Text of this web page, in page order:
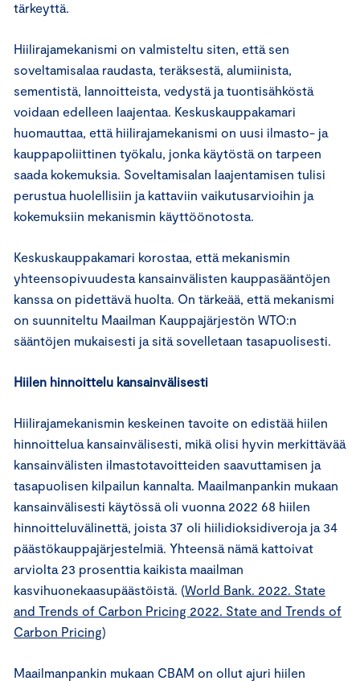
tärkeyttä.
Hiilirajamekanismi on valmisteltu siten, että sen
soveltamisalaa raudasta, teräksestä, alumiinista,
sementistä, lannoitteista, vedystä ja tuontisähköstä
voidaan edelleen laajentaa. Keskuskauppakamari
huomauttaa, että hiilirajamekanismi on uusi ilmasto- ja
kauppapoliittinen työkalu, jonka käytöstä on tarpeen
saada kokemuksia. Soveltamisalan laajentamisen tulisi
perustua huolellisiin ja kattaviin vaikutusarvioihin ja
kokemuksiin mekanismin käyttöönotosta.
Keskuskauppakamari korostaa, että mekanismin
yhteensopivuudesta kansainvälisten kauppasääntöjen
kanssa on pidettävä huolta. On tärkeää, että mekanismi
on suunniteltu Maailman Kauppajärjestön WTO:n
sääntöjen mukaisesti ja sitä sovelletaan tasapuolisesti.
Hiilen hinnoittelu kansainvälisesti
Hiilirajamekanismin keskeinen tavoite on edistää hiilen
hinnoittelua kansainvälisesti, mikä olisi hyvin merkittävää
kansainvälisten ilmastotavoitteiden saavuttamisen ja
tasapuolisen kilpailun kannalta. Maailmanpankin mukaan
kansainvälisesti käytössä oli vuonna 2022 68 hiilen
hinnoitteluvälinettä, joista 37 oli hiilidioksidiveroja ja 34
päästökauppajärjestelmiä. Yhteensä nämä kattoivat
arviolta 23 prosenttia kaikista maailman
kasvihuonekaasupäästöistä. (World Bank. 2022. State
and Trends of Carbon Pricing 2022. State and Trends of
Carbon Pricing)
Maailmanpankin mukaan CBAM on ollut ajuri hiilen